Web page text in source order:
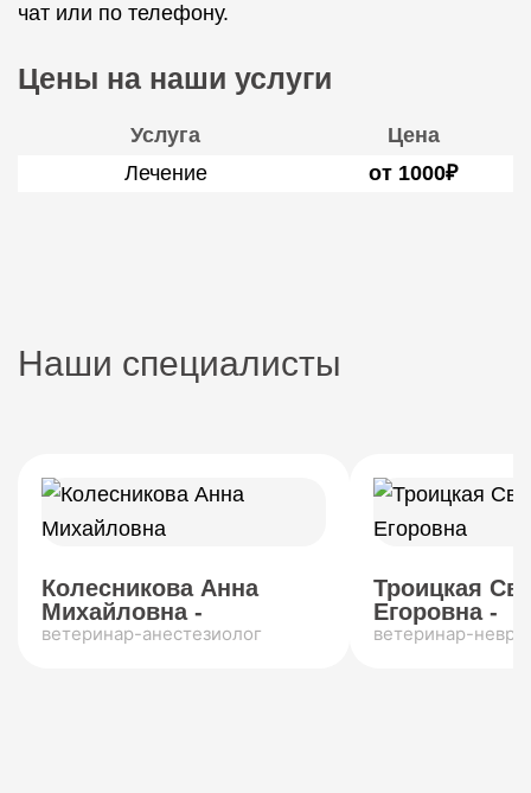
чат или по телефону.
Цены на наши услуги
Услуга
Цена
Лечение
от 1000₽
Наши специалисты
Колесникова Анна
Михайловна -
ветеринар-анестезиолог
Троицкая
Егоровна -
ветеринар-